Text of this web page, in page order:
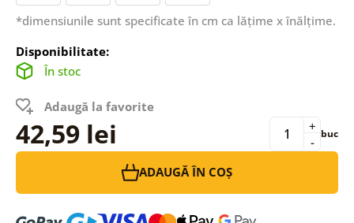
*dimensiunile sunt specificate în cm ca lățime x înălțime.
Disponibilitate:
În stoc
Adaugă la favorite
42,59 lei -
+ buc
ADAUGĂ ÎN COȘ